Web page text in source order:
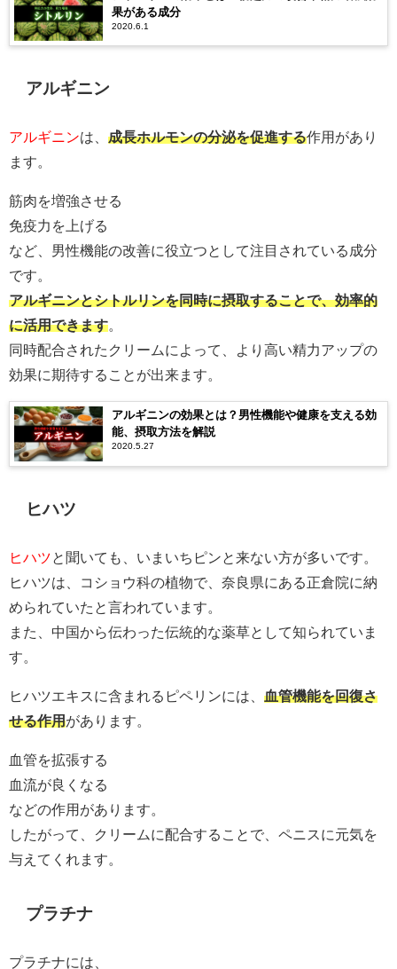
果がある成分
2020.6.1
アルギニン
アルギニンは、 成長ホルモンの分泌を促進する作用があり
ます。
筋肉を増強させる
免疫力を上げる
など、男性機能の改善に役立つとして注目されている成分
です。
アルギニンとシトルリンを同時に摂取することで、効率的
に活用できます
同時配合されたクリームによって、より高い精力アップの
効果に期待することが出来ます。
アルギニンの効果とは？男性機能や健康を支える効
能、摂取方法を解説
2020.5.27
ヒハツ
ヒハツ と聞いても、いまいちピンと来ない方が多いです。
ヒハツは、コショウ科の植物で、奈良県にある正倉院に納
められていたと言われています。
また、中国から伝わった伝統的な薬草として知られていま
す。
ヒハツエキスに含まれるピペリンには、 血管機能を回復さ
せる作用があります。
血管を拡張する
血流が良くなる
などの作用があります。
したがって、クリームに配合することで、ペニスに元気を
与えてくれます。
プラチナ
プラチナには、